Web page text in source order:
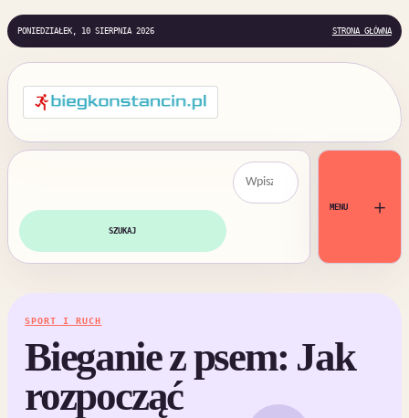
PONIEDZIAŁEK, 10 SIERPNIA 2026 STRONA GŁÓWNA
SZUKAJ
MENU ＋
SPORT I RUCH
Bieganie z psem: Jak
rozpocząć